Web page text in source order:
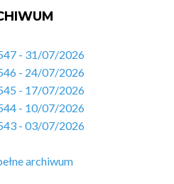
- 31/07/2026
- 24/07/2026
- 17/07/2026
- 10/07/2026
- 03/07/2026
archiwum